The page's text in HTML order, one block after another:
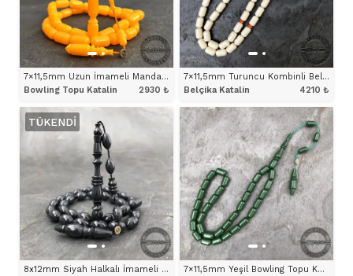
7×11,5mm Uzun İmameli Mandalina Rengi Bowling Topu Katalin Tesbih
Bowling Topu Katalin
2930 ₺
ÜRÜNÜ İNCELE
7×11,5mm Turuncu Kombinli Belçika Katalin Tesbih
Belçika Katalin
4210₺
ÜRÜNÜ İNCELE
TÜKENDI
8x12mm Siyah Halkalı İmameli Beyzi Model Bowling Topu Katalin Tesbih
7×11,5mm Yeşil Bowling Topu Katalin Tesbih